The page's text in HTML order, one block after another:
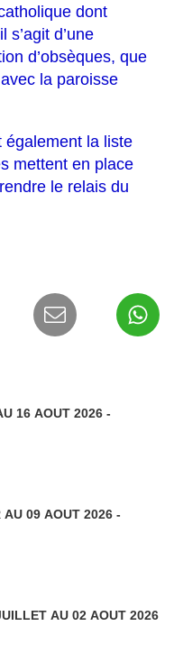
dont
s’agit d’une
d’obsèques, que
la paroisse
également la liste
mettent en place
le relais du
16 AOUT 2026 -
AU 09 AOUT 2026 -
AU 02 AOUT 2026